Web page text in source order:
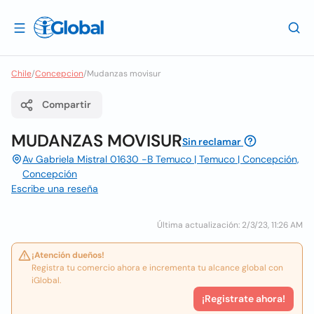
Chile/Concepcion/Mudanzas movisur
Compartir
MUDANZAS MOVISURSin reclamar
Av Gabriela Mistral 01630 -B Temuco | Temuco | Concepción,
Concepción
Escribe una reseña
Última actualización: 2/3/23, 11:26 AM
¡Atención dueños!
Registra tu comercio ahora e incrementa tu alcance global con
iGlobal.
¡Registrate ahora!